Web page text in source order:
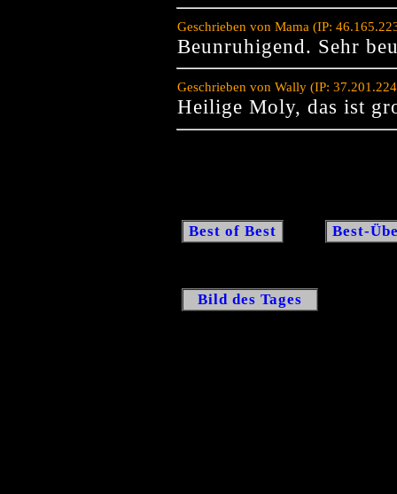
Geschrieben von Mama (IP:
Beunruhigend. Sehr
Geschrieben von Wally (IP:
Heilige Moly, das ist
Best of Best Best-
Bild des Tages